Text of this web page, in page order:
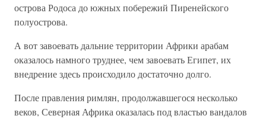
острова Родоса до южных побережий Пиренейского
полуострова.
А вот завоевать дальние территории Африки арабам
оказалось намного труднее, чем завоевать Египет, их
внедрение здесь происходило достаточно долго.
После правления римлян, продолжавшегося несколько
веков, Северная Африка оказалась под властью вандалов